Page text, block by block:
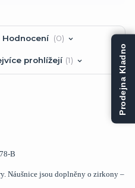
Hodnocení 0
prohlížejí 1
B
Náušnice jsou doplněny o zirkony –
Prodejna Kladno